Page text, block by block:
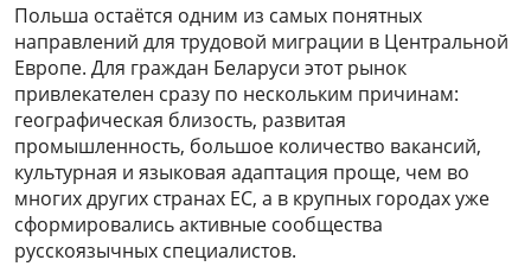
Польша остаётся одним из самых понятных
направлений для трудовой миграции в Центральной
Европе. Для граждан Беларуси этот рынок
привлекателен сразу по нескольким причинам:
географическая близость, развитая
промышленность, большое количество вакансий,
культурная и языковая адаптация проще, чем во
многих других странах ЕС, а в крупных городах уже
сформировались активные сообщества
русскоязычных специалистов.